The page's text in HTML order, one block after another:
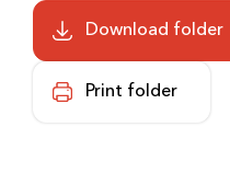
Download folder
Print folder